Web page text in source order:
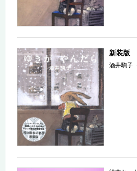
新装版
酒井駒子